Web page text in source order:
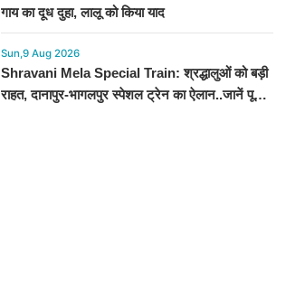
गाय का दूध दुहा, लालू को किया याद
Sun,9 Aug 2026
Shravani Mela Special Train: श्रद्धालुओं को बड़ी
राहत, दानापुर-भागलपुर स्पेशल ट्रेन का ऐलान..जानें पूरा